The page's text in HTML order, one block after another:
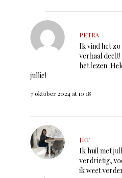
PETRA
Ik vind het
verhaal
het lezen.
jullie!
7 oktober 2024 at 10:18
JET
Ik huil met
verdrietig,
ik weet